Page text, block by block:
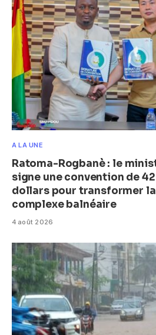
A LA UNE
Ratoma-Rogbanè : le
signe une convention de
dollars pour transformer
complexe balnéaire
4 août 2026